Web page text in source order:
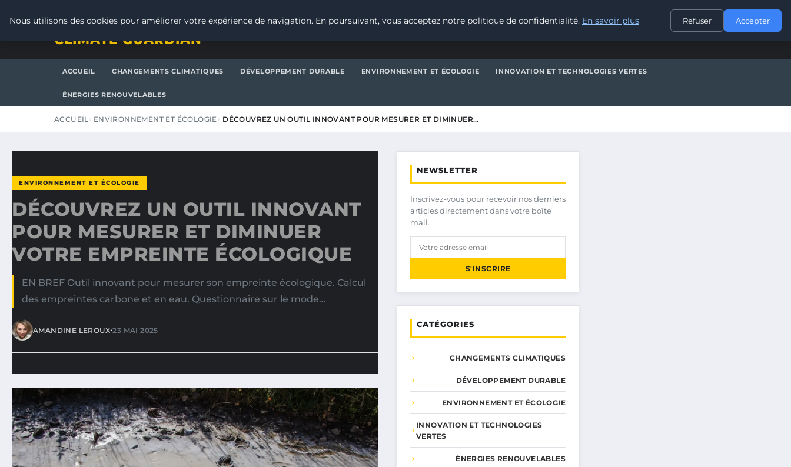
CONTACT
CLIMATE GUARDIAN
ACCUEIL CHANGEMENTS CLIMATIQUES DÉVELOPPEMENT DURABLE ENVIRONNEMENT ET ÉCOLOGIE INNOVATION ET TECHNOLOGIES VERTES
ÉNERGIES RENOUVELABLES
ACCUEIL ENVIRONNEMENT ET ÉCOLOGIE DÉCOUVREZ UN OUTIL INNOVANT POUR MESURER ET DIMINUER…
ENVIRONNEMENT ET ÉCOLOGIE
DÉCOUVREZ UN OUTIL INNOVANT
POUR MESURER ET DIMINUER
VOTRE EMPREINTE ÉCOLOGIQUE
EN BREF Outil innovant pour mesurer son empreinte écologique. Calcul
des empreintes carbone et en eau. Questionnaire sur le mode…
AMANDINE LEROUX•23 MAI 2025
NEWSLETTER
Inscrivez-vous pour recevoir nos derniers
articles directement dans votre boîte
mail.
S'INSCRIRE
CATÉGORIES
CHANGEMENTS CLIMATIQUES
DÉVELOPPEMENT DURABLE
ENVIRONNEMENT ET ÉCOLOGIE
INNOVATION ET TECHNOLOGIES
VERTES
ÉNERGIES RENOUVELABLES
Nous utilisons des cookies pour améliorer votre expérience de navigation. En poursuivant, vous acceptez notre politique de confidentialité. En savoir plus Refuser Accepter